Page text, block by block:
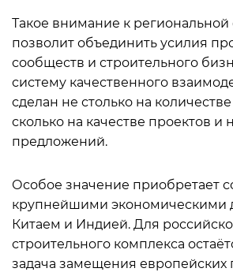
Такое внимание к
позволит объединить усилия
сообществ и строительного
систему качественного
сделан не столько на
сколько на качестве проектов и
предложений.
Особое значение приобретает
крупнейшими экономическими
Китаем и Индией. Для
строительного комплекса
задача замещения европейских